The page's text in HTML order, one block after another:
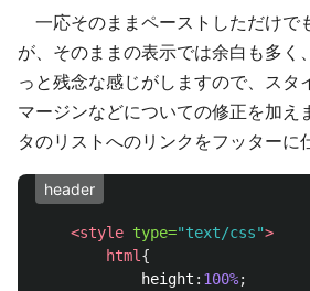
一応そのままペーストしただけで
が、そのままの表示では余白も多く
っと残念な感じがしますので、スタ
マージンなどについての修正を加え
タのリストへのリンクをフッターに
header
<style type="text/css">
html {
height : 100%;